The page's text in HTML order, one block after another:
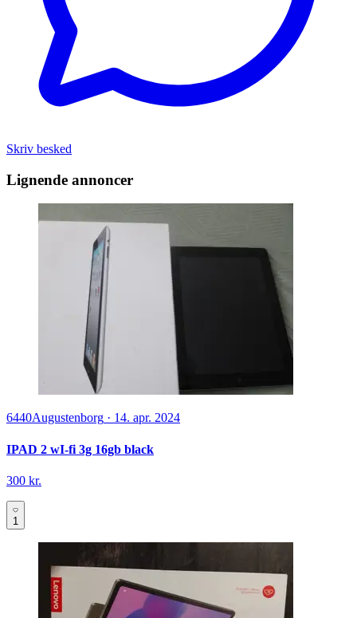
Skriv besked
Lignende annoncer
6440Augustenborg · 14. apr. 2024
IPAD 2 wI-fi 3g 16gb black
300 kr.
1